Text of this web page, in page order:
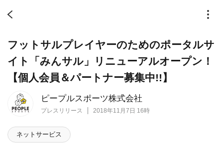
ピープルスポーツ株式会社
プレスリリース 2018年11月7日 16時
フットサルプレイヤーのためのポータルサ
イト「みんサル」リニューアルオープン！
【個人会員＆パートナー募集中!!】
ネットサービス